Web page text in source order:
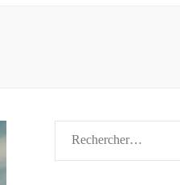
Rechercher :